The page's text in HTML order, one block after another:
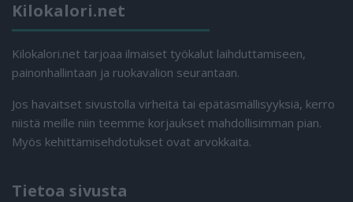
Kilokalori.net
Kilokalori.net tarjoaa ilmaiset työkalut laihduttamiseen,
painonhallintaan ja ruokavalion seurantaan.
Jos havaitset sivustolla virheitä tai epätäsmällisyyksiä, kerro
niistä meille niin teemme korjaukset mahdollisimman pian.
Myös kehittämisehdotukset ovat arvokkaita.
Tietoa sivusta